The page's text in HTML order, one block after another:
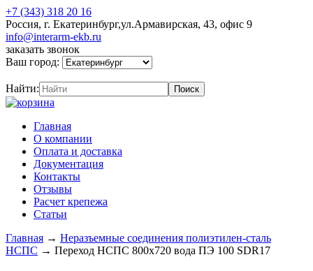
+7 (343) 318 20 16
Россия, г. Екатеринбург,ул.Армавирская, 43, офис 9
info@interarm-ekb.ru
заказать звонок
Ваш город:
Найти:
Главная
О компании
Оплата и доставка
Документация
Контакты
Отзывы
Расчет крепежа
Статьи
Главная → Неразъемные соединения полиэтилен-сталь
НСПС → Переход НСПС 800х720 вода ПЭ 100 SDR17